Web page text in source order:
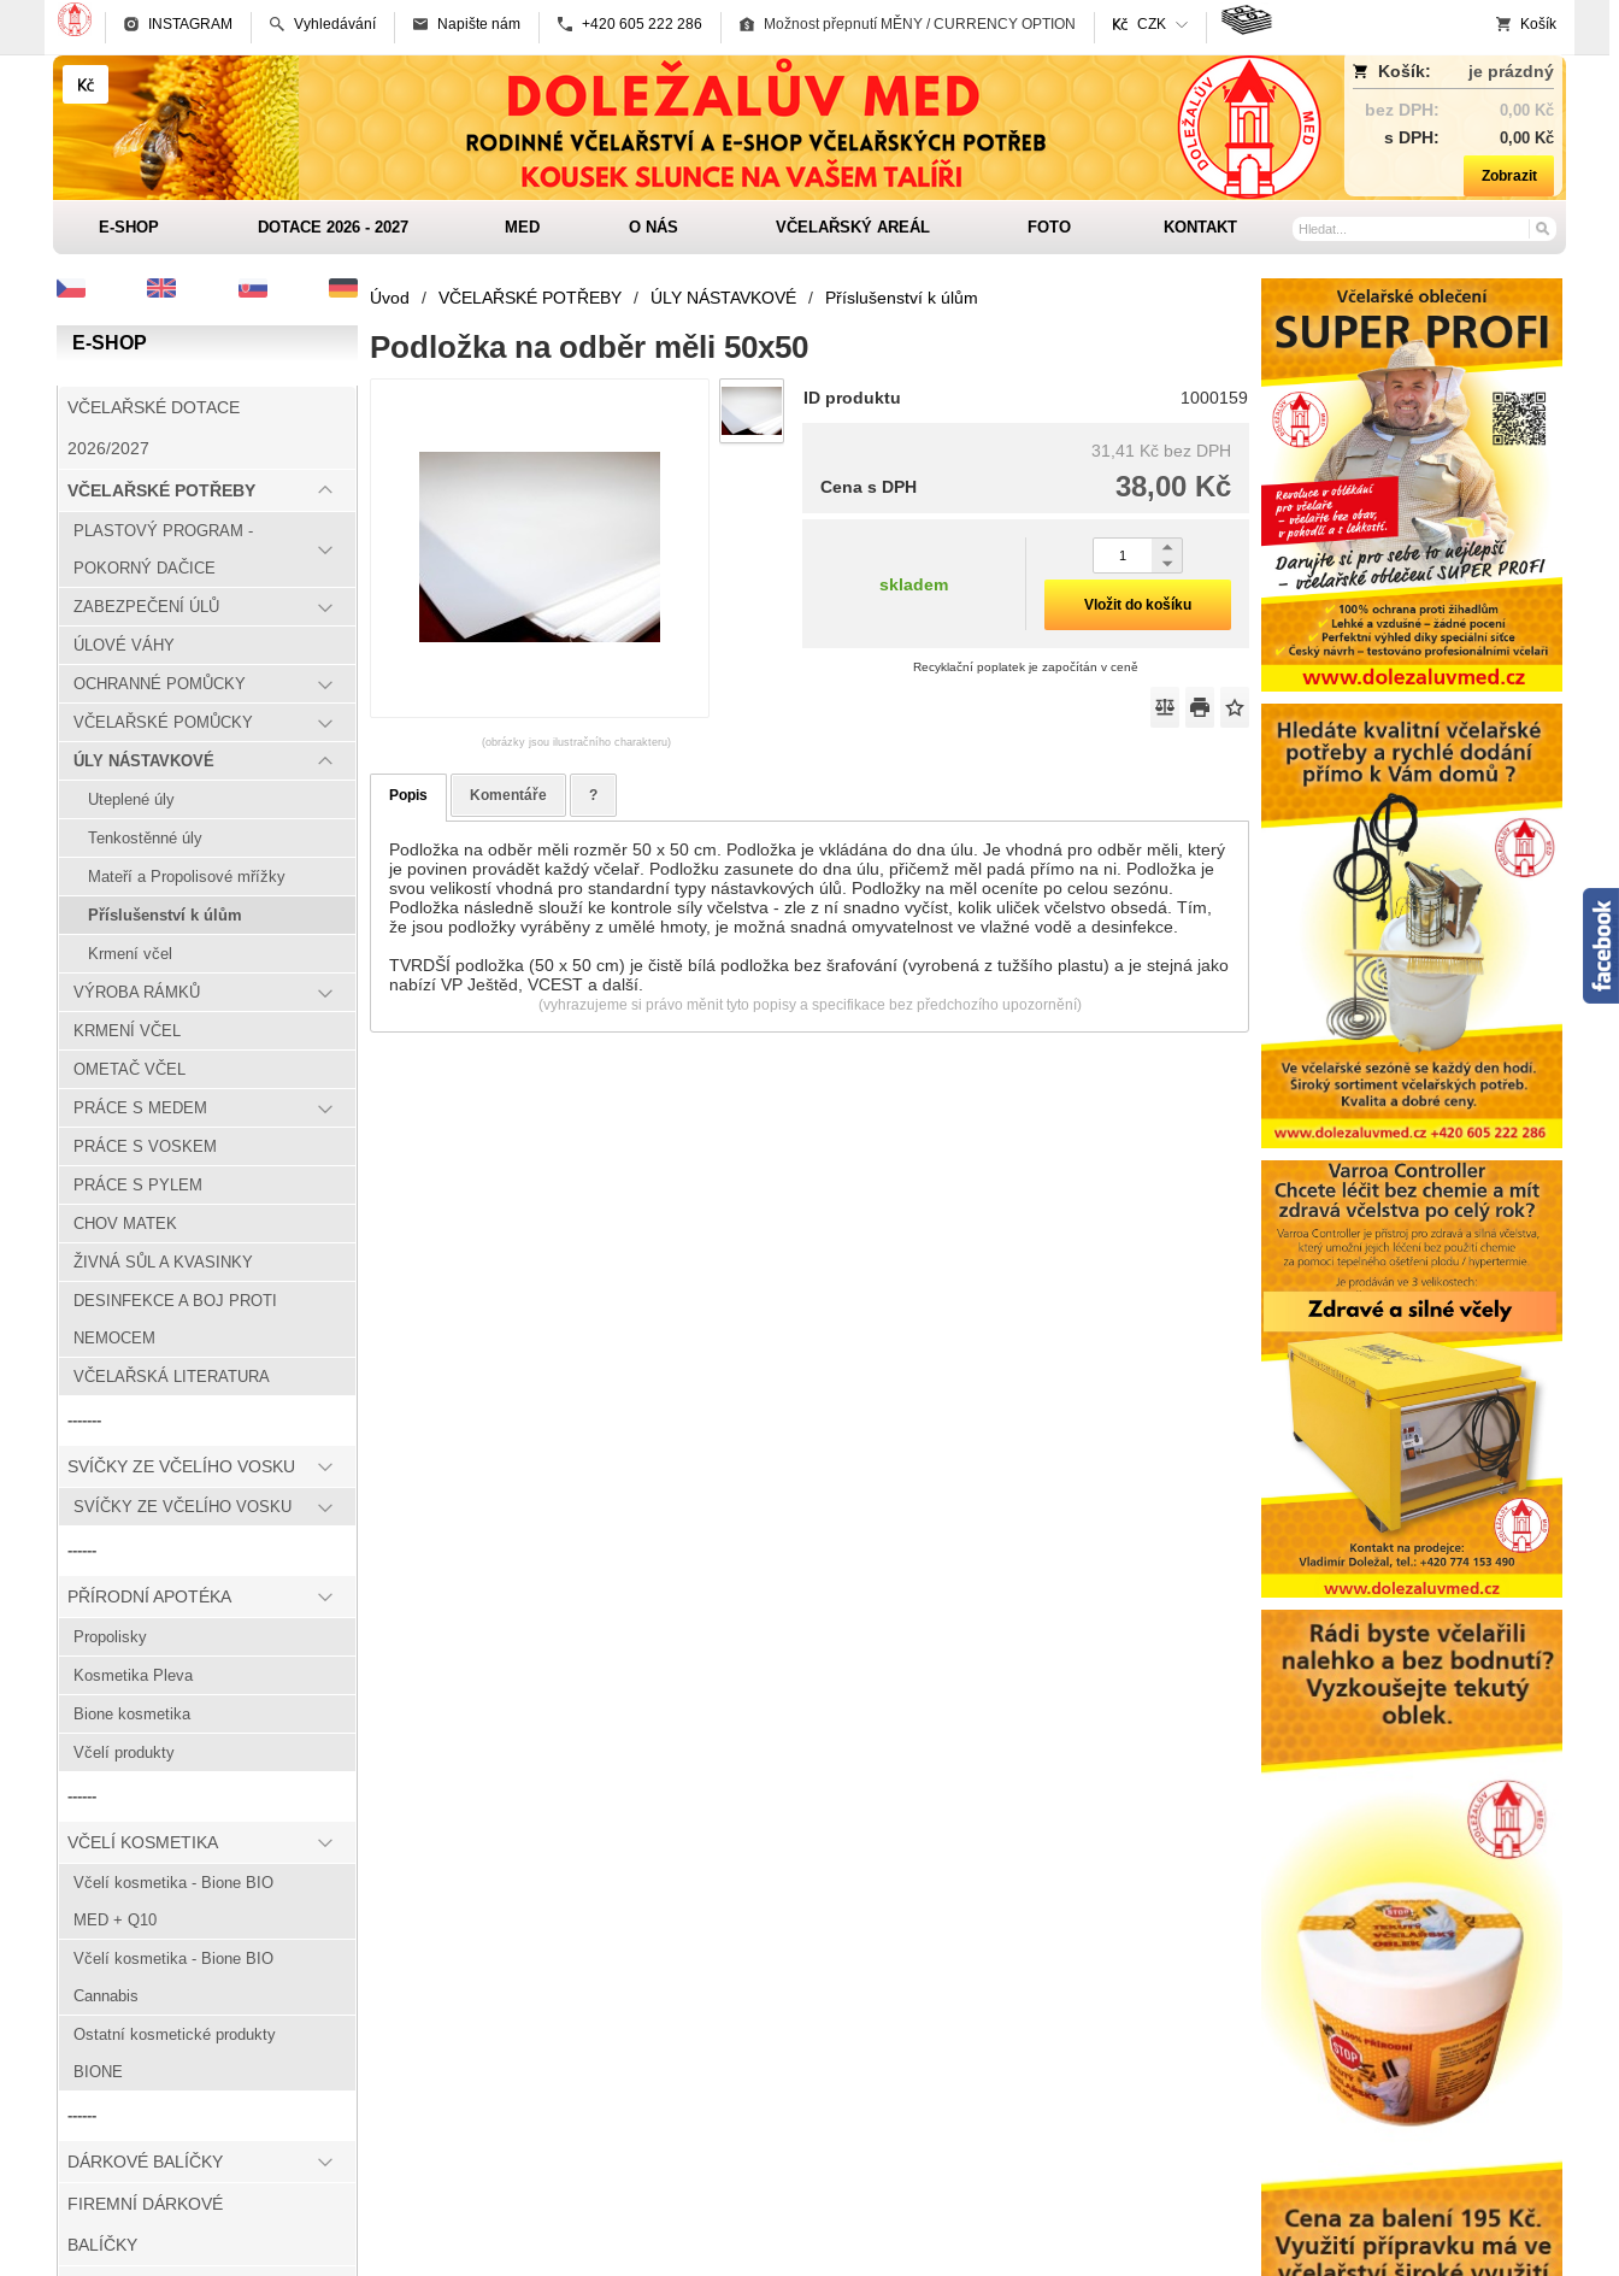
INSTAGRAM Vyhledávání Napište nám +420 605 222 286 Možnost přepnutí MĚNY / CURRENCY OPTION CZK Košík
Košík:
je prázdný
bez DPH:
0,00 Kč
s DPH: 0,00 Kč
Zobrazit
E-SHOP DOTACE 2026 - 2027 MED O NÁS VČELAŘSKÝ AREÁL FOTO KONTAKT
E-SHOP
VČELAŘSKÉ DOTACE
2026/2027
VČELAŘSKÉ POTŘEBY
PLASTOVÝ PROGRAM -
POKORNÝ DAČICE
ZABEZPEČENÍ ÚLŮ
ÚLOVÉ VÁHY
OCHRANNÉ POMŮCKY
VČELAŘSKÉ POMŮCKY
ÚLY NÁSTAVKOVÉ
Uteplené úly
Tenkostěnné úly
Mateří a Propolisové mřížky
Příslušenství k úlům
Krmení včel
VÝROBA RÁMKŮ
KRMENÍ VČEL
OMETAČ VČEL
PRÁCE S MEDEM
PRÁCE S VOSKEM
PRÁCE S PYLEM
CHOV MATEK
ŽIVNÁ SŮL A KVASINKY
DESINFEKCE A BOJ PROTI
NEMOCEM
VČELAŘSKÁ LITERATURA
-------
SVÍČKY ZE VČELÍHO VOSKU
SVÍČKY ZE VČELÍHO VOSKU
------
PŘÍRODNÍ APOTÉKA
Propolisky
Kosmetika Pleva
Bione kosmetika
Včelí produkty
------
VČELÍ KOSMETIKA
Včelí kosmetika - Bione BIO
MED + Q10
Včelí kosmetika - Bione BIO
Cannabis
Ostatní kosmetické produkty
BIONE
------
DÁRKOVÉ BALÍČKY
FIREMNÍ DÁRKOVÉ
BALÍČKY
Úvod / VČELAŘSKÉ POTŘEBY / ÚLY NÁSTAVKOVÉ / Příslušenství k úlům
Podložka na odběr měli 50x50
(obrázky jsou ilustračního charakteru)
ID produktu 1000159
31,41 Kč bez DPH
38,00 Kč
Cena s DPH
skladem
Vložit do košíku
Recyklační poplatek je započítán v ceně
Popis Komentáře ?
Podložka na odběr měli rozměr 50 x 50 cm. Podložka je vkládána do dna úlu. Je vhodná pro odběr měli, který
je povinen provádět každý včelař. Podložku zasunete do dna úlu, přičemž měl padá přímo na ni. Podložka je
svou velikostí vhodná pro standardní typy nástavkových úlů. Podložky na měl oceníte po celou sezónu.
Podložka následně slouží ke kontrole síly včelstva - zle z ní snadno vyčíst, kolik uliček včelstvo obsedá. Tím,
že jsou podložky vyráběny z umělé hmoty, je možná snadná omyvatelnost ve vlažné vodě a desinfekce.
TVRDŠÍ podložka (50 x 50 cm) je čistě bílá podložka bez šrafování (vyrobená z tužšího plastu) a je stejná jako
nabízí VP Ještěd, VCEST a další.
(vyhrazujeme si právo měnit tyto popisy a specifikace bez předchozího upozornění)